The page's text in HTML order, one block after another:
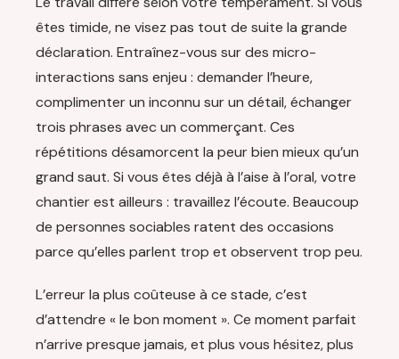
êtes timide, ne visez pas tout de suite la grande
déclaration. Entraînez-vous sur des micro-
interactions sans enjeu : demander l’heure,
complimenter un inconnu sur un détail, échanger
trois phrases avec un commerçant. Ces
répétitions désamorcent la peur bien mieux qu’un
grand saut. Si vous êtes déjà à l’aise à l’oral, votre
chantier est ailleurs : travaillez l’écoute. Beaucoup
de personnes sociables ratent des occasions
parce qu’elles parlent trop et observent trop peu.
L’erreur la plus coûteuse à ce stade, c’est
d’attendre « le bon moment ». Ce moment parfait
n’arrive presque jamais, et plus vous hésitez, plus